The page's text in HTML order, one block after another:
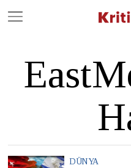
DÜNYA